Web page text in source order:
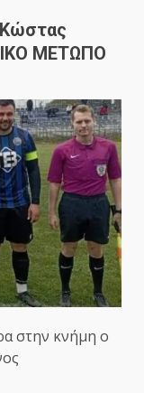
ΜΕΤΩΠΟ
στην κνήμη ο